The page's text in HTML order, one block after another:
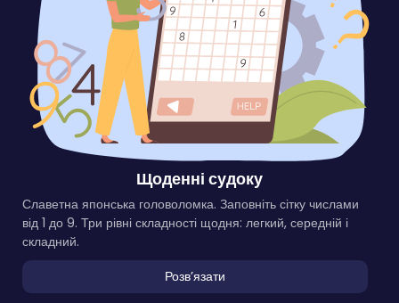
Щоденні судоку
Славетна японська головоломка. Заповніть сітку числами
від 1 до 9. Три рівні складності щодня: легкий, середній і
складний.
Розвʼязати